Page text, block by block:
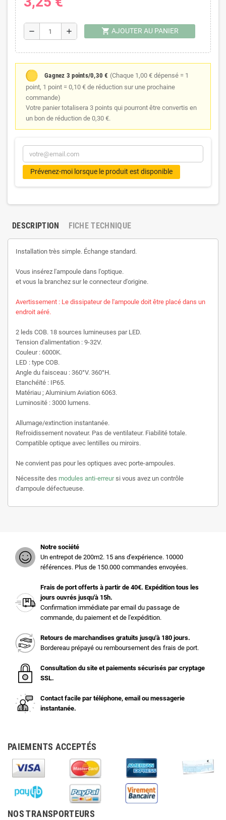
remove add shopping_cart AJOUTER AU PANIER
Gagnez 3 points/0,30 € (Chaque 1,00 € dépensé = 1
point, 1 point = 0,10 € de réduction sur une prochaine
commande)
Votre panier totalisera 3 points qui pourront être convertis en
un bon de réduction de 0,30 €.
Prévenez-moi lorsque le produit est disponible
DESCRIPTION FICHE TECHNIQUE
Installation très simple. Échange standard.
Vous insérez l'ampoule dans l'optique.
et vous la branchez sur le connecteur d'origine.
Avertissement : Le dissipateur de l'ampoule doit être placé dans un
endroit aéré.
2 leds COB. 18 sources lumineuses par LED.
Tension d'alimentation : 9-32V.
Couleur : 6000K.
LED : type COB.
Angle du faisceau : 360°V. 360°H.
Etanchéïté : IP65.
Matériau ; Aluminium Aviation 6063.
Luminosité : 3000 lumens.
Allumage/extinction instantanée.
Refroidissement novateur. Pas de ventilateur. Fiabilité totale.
Compatible optique avec lentilles ou miroirs.
Ne convient pas pour les optiques avec porte-ampoules.
Nécessite des modules anti-erreursi vous avez un contrôle
d'ampoule défectueuse.
Notre société
Un entrepot de 200m2. 15 ans d'expérience. 10000
références. Plus de 150.000 commandes envoyées.
Frais de port offerts à partir de 40€. Expédition tous les
jours ouvrés jusqu'à 15h.
Confirmation immédiate par email du passage de
commande, du paiement et de l'expédition.
Retours de marchandises gratuits jusqu'à 180 jours.
Bordereau prépayé ou remboursement des frais de port.
Consultation du site et paiements sécurisés par cryptage
SSL.
Contact facile par téléphone, email ou messagerie
instantanée.
PAIEMENTS ACCEPTÉS
NOS TRANSPORTEURS